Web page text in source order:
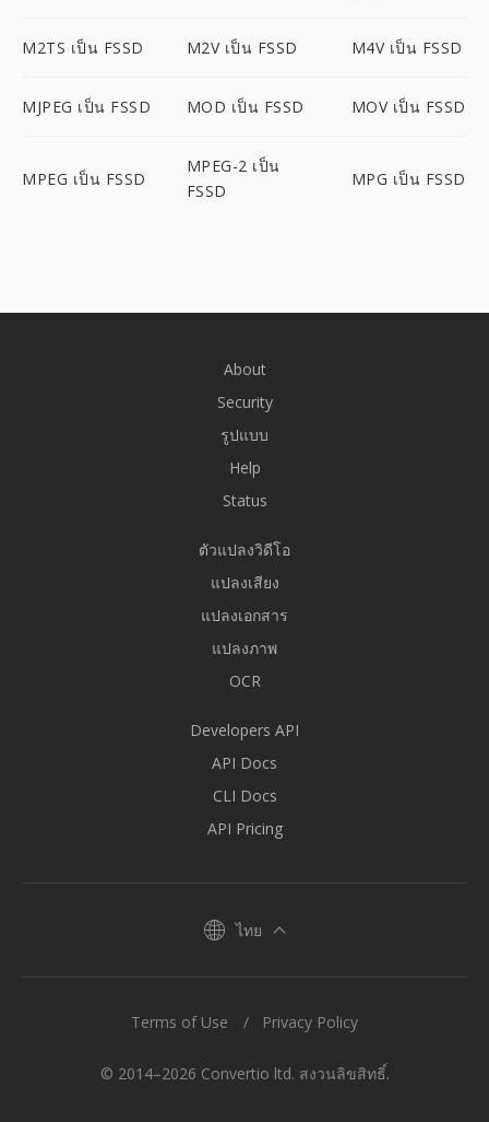
M2TS เป็น FSSD M2V เป็น FSSD M4V เป็น FSSD
MJPEG เป็น FSSD MOD เป็น FSSD MOV เป็น FSSD
MPEG เป็น FSSD
MPEG-2 เป็น
FSSD
MPG เป็น FSSD
About
Security
รูปแบบ
Help
Status
ตัวแปลงวิดีโอ
แปลงเสียง
แปลงเอกสาร
แปลงภาพ
OCR
Developers API
API Docs
CLI Docs
API Pricing
ไทย
© 2014–2026 Convertio ltd. สงวนลิขสิทธิ์.
Terms of Use Privacy Policy